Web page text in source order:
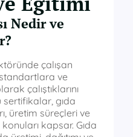
Nedir ve
çalışan
ve
çalıştıklarını
gıda
üretim süreçleri ve
kapsar. Gıda